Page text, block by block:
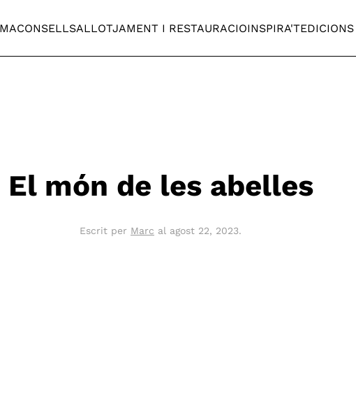
CONSELLSALLOTJAMENT I RESTAURACIOINSPIRA'T
El món de les abelles
Escrit per Marc al agost 22, 2023.